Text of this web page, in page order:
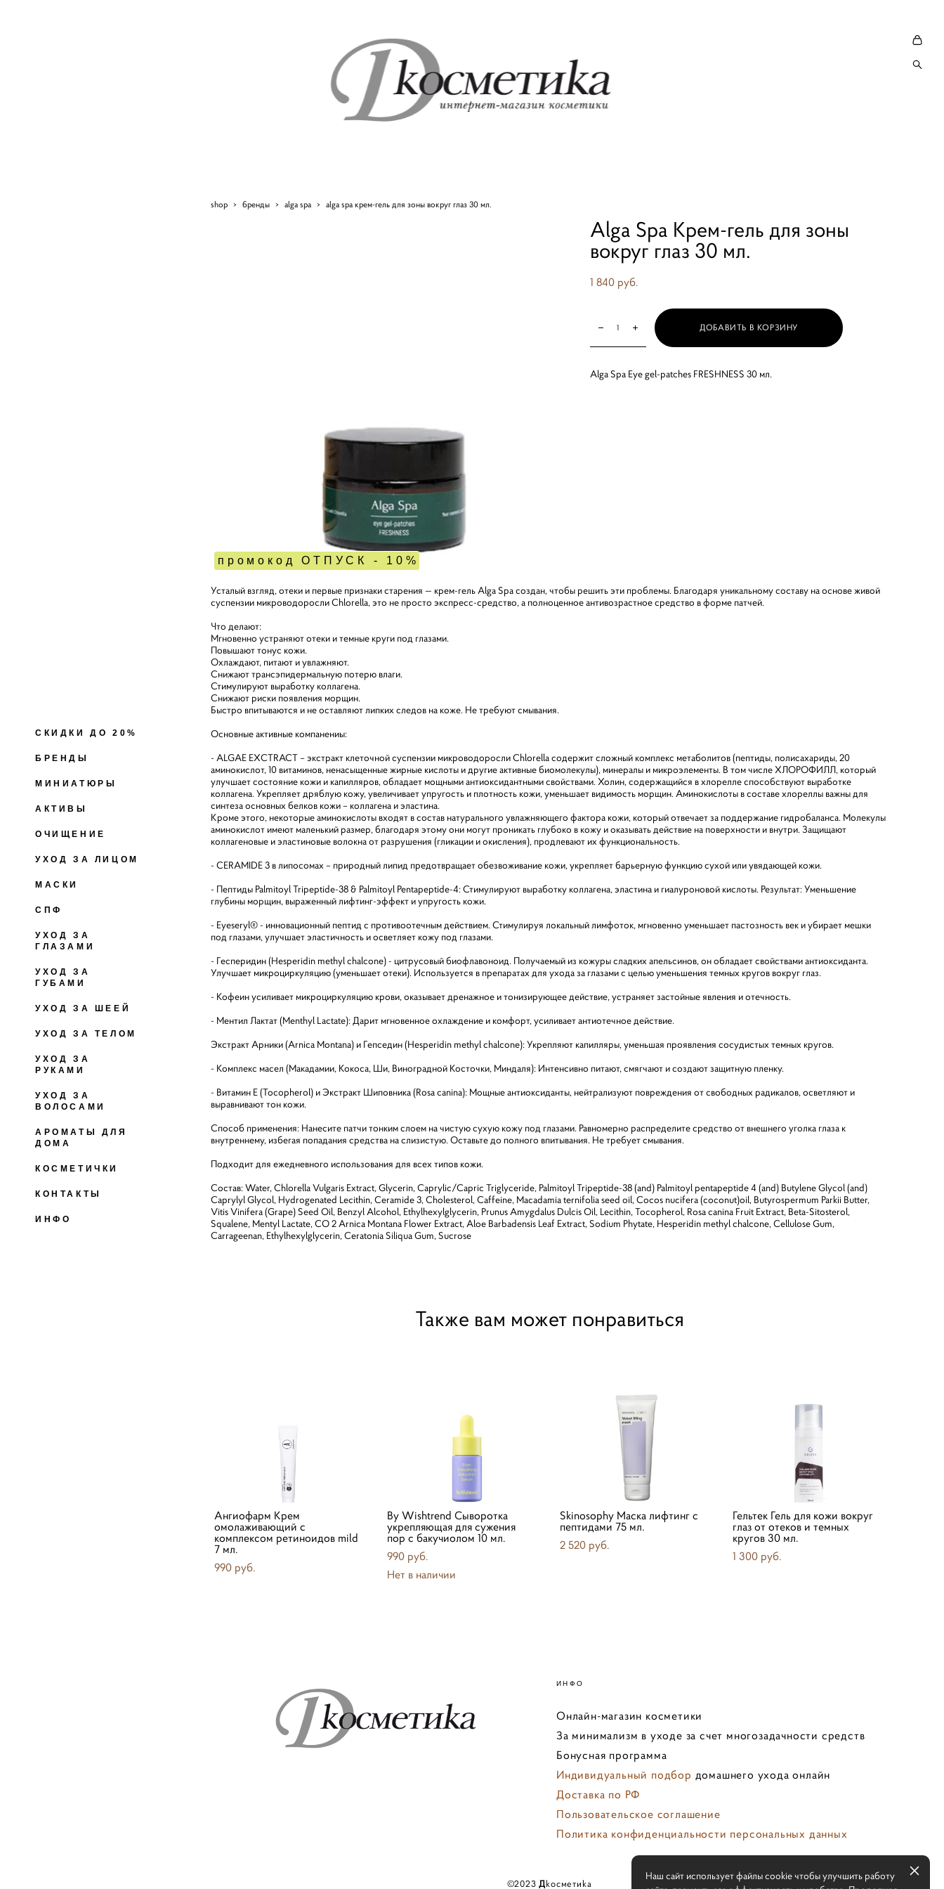
СКИДКИ ДО 20%
БРЕНДЫ
МИНИАТЮРЫ
АКТИВЫ
ОЧИЩЕНИЕ
УХОД ЗА ЛИЦОМ
МАСКИ
СПФ
УХОД ЗА
ГЛАЗАМИ
УХОД ЗА
ГУБАМИ
УХОД ЗА ШЕЕЙ
УХОД ЗА ТЕЛОМ
УХОД ЗА
РУКАМИ
УХОД ЗА
ВОЛОСАМИ
АРОМАТЫ ДЛЯ
ДОМА
КОСМЕТИЧКИ
КОНТАКТЫ
ИНФО
shop > бренды > alga spa > alga spa крем-гель для зоны вокруг глаз 30 мл.
промокод ОТПУСК - 10%
Alga Spa Крем-гель для зоны
вокруг глаз 30 мл.
1 840 pуб.
ДОБАВИТЬ В КОРЗИНУ
Alga Spa Eye gel-patches FRESHNESS 30 мл.
Усталый взгляд, отеки и первые признаки старения — крем-гель Alga Spa создан, чтобы решить эти проблемы. Благодаря уникальному составу на основе живой
суспензии микроводоросли Chlorella, это не просто экспресс-средство, а полноценное антивозрастное средство в форме патчей.
Что делают:
Мгновенно устраняют отеки и темные круги под глазами.
Повышают тонус кожи.
Охлаждают, питают и увлажняют.
Снижают трансэпидермальную потерю влаги.
Стимулируют выработку коллагена.
Снижают риски появления морщин.
Быстро впитываются и не оставляют липких следов на коже. Не требуют смывания.
Основные активные компанениы:
- ALGAE EXCTRACT – экстракт клеточной суспензии микроводоросли Chlorella содержит сложный комплекс метаболитов (пептиды, полисахариды, 20
аминокислот, 10 витаминов, ненасыщенные жирные кислоты и другие активные биомолекулы), минералы и микроэлементы. В том числе ХЛОРОФИЛЛ, который
улучшает состояние кожи и капилляров, обладает мощными антиоксидантными свойствами. Холин, содержащийся в хлорелле способствуют выработке
коллагена. Укрепляет дряблую кожу, увеличивает упругость и плотность кожи, уменьшает видимость морщин. Аминокислоты в составе хлореллы важны для
синтеза основных белков кожи – коллагена и эластина.
Кроме этого, некоторые аминокислоты входят в состав натурального увлажняющего фактора кожи, который отвечает за поддержание гидробаланса. Молекулы
аминокислот имеют маленький размер, благодаря этому они могут проникать глубоко в кожу и оказывать действие на поверхности и внутри. Защищают
коллагеновые и эластиновые волокна от разрушения (гликации и окисления), продлевают их функциональность.
- CERAMIDE 3 в липосомах – природный липид предотвращает обезвоживание кожи, укрепляет барьерную функцию сухой или увядающей кожи.
- Пептиды Palmitoyl Tripeptide-38 & Palmitoyl Pentapeptide-4: Стимулируют выработку коллагена, эластина и гиалуроновой кислоты. Результат: Уменьшение
глубины морщин, выраженный лифтинг-эффект и упругость кожи.
- Eyeseryl® - инновационный пептид с противоотечным действием. Стимулируя локальный лимфоток, мгновенно уменьшает пастозность век и убирает мешки
под глазами, улучшает эластичность и осветляет кожу под глазами.
- Гесперидин (Hesperidin methyl chalcone) - цитрусовый биофлавоноид. Получаемый из кожуры сладких апельсинов, он обладает свойствами антиоксиданта.
Улучшает микроциркуляцию (уменьшает отеки). Используется в препаратах для ухода за глазами с целью уменьшения темных кругов вокруг глаз.
- Кофеин усиливает микроциркуляцию крови, оказывает дренажное и тонизирующее действие, устраняет застойные явления и отечность.
- Ментил Лактат (Menthyl Lactate): Дарит мгновенное охлаждение и комфорт, усиливает антиотечное действие.
Экстракт Арники (Arnica Montana) и Гепседин (Hesperidin methyl chalcone): Укрепляют капилляры, уменьшая проявления сосудистых темных кругов.
- Комплекс масел (Макадамии, Кокоса, Ши, Виноградной Косточки, Миндаля): Интенсивно питают, смягчают и создают защитную пленку.
- Витамин Е (Tocopherol) и Экстракт Шиповника (Rosa canina): Мощные антиоксиданты, нейтрализуют повреждения от свободных радикалов, осветляют и
выравнивают тон кожи.
Способ применения: Нанесите патчи тонким слоем на чистую сухую кожу под глазами. Равномерно распределите средство от внешнего уголка глаза к
внутреннему, избегая попадания средства на слизистую. Оставьте до полного впитывания. Не требует смывания.
Подходит для ежедневного использования для всех типов кожи.
Состав: Water, Chlorella Vulgaris Extract, Glycerin, Caprylic/Capric Triglyceride, Palmitoyl Tripeptide-38 (and) Palmitoyl pentapeptide 4 (and) Butylene Glycol (and)
Caprylyl Glycol, Hydrogenated Lecithin, Ceramide 3, Cholesterol, Caffeine, Macadamia ternifolia seed oil, Сocos nucifera (coconut)oil, Butyrospermum Parkii Butter,
Vitis Vinifera (Grape) Seed Oil, Benzyl Alcohol, Ethylhexylglycerin, Prunus Amygdalus Dulcis Oil, Lecithin, Tocopherol, Rosa canina Fruit Extract, Beta-Sitosterol,
Squalene, Mentyl Lactate, CO 2 Arnica Montana Flower Extract, Aloe Barbadensis Leaf Extract, Sodium Phytate, Hesperidin methyl chalcone, Cellulose Gum,
Carrageenan, Ethylhexylglycerin, Ceratonia Siliqua Gum, Sucrose
Также вам может понравиться
Ангиофарм Крем
омолаживающий с
комплексом ретиноидов mild
7 мл.
990 pуб.
By Wishtrend Сыворотка
укрепляющая для сужения
пор с бакучиолом 10 мл.
990 pуб.
Нет в наличии
Skinosophy Маска лифтинг с
пептидами 75 мл.
2 520 pуб.
Гельтек Гель для кожи вокруг
глаз от отеков и темных
кругов 30 мл.
1 300 pуб.
ИНФО
Онлайн-магазин косметики
За минимализм в уходе за счет многозадачности средств
Бонусная программа
Индивидуальный подбор домашнего ухода онлайн
Доставка по РФ
Пользовательское соглашение
Политика конфиденциальности персональных данных
персональных
©️2023Дkoсмeтиka
Наш сайт использует файлы cookie чтобы улучшить работу